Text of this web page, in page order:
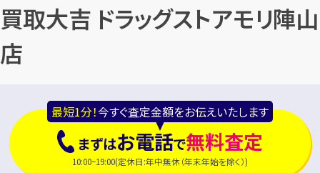
買取大吉 ドラッグストアモリ陣山
店
最短1分！今すぐ査定金額をお伝えいたします
まずはお電話で無料査定
10:00~19:00(定休日:年中無休（年末年始を除く）)